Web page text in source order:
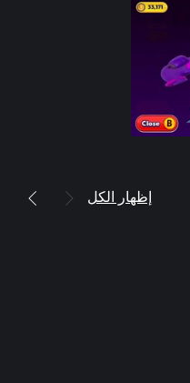
إظهار الكل